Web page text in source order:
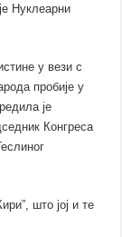
Нуклеарни
у вези с
пробије у
је
Конгреса
што јој и те